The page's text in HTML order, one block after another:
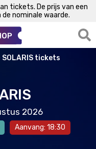
tickets. De prijs van een
nominale waarde.
tickets
2026
Aanvang: 18:30